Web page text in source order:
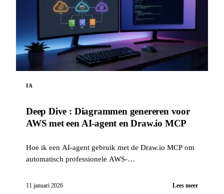
IA
Deep Dive : Diagrammen genereren voor
AWS met een AI-agent en Draw.io MCP
Hoe ik een AI-agent gebruik met de Draw.io MCP om
automatisch professionele AWS-
Draw.io.
11 januari 2026 Lees meer